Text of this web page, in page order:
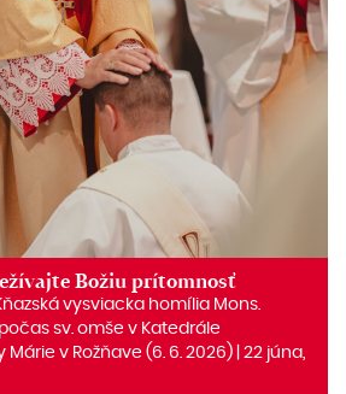
Božiu prítomnosť
vysviacka homília Mons.
sv. omše v Katedrále
v Rožňave (6. 6. 2026) | 22 júna,